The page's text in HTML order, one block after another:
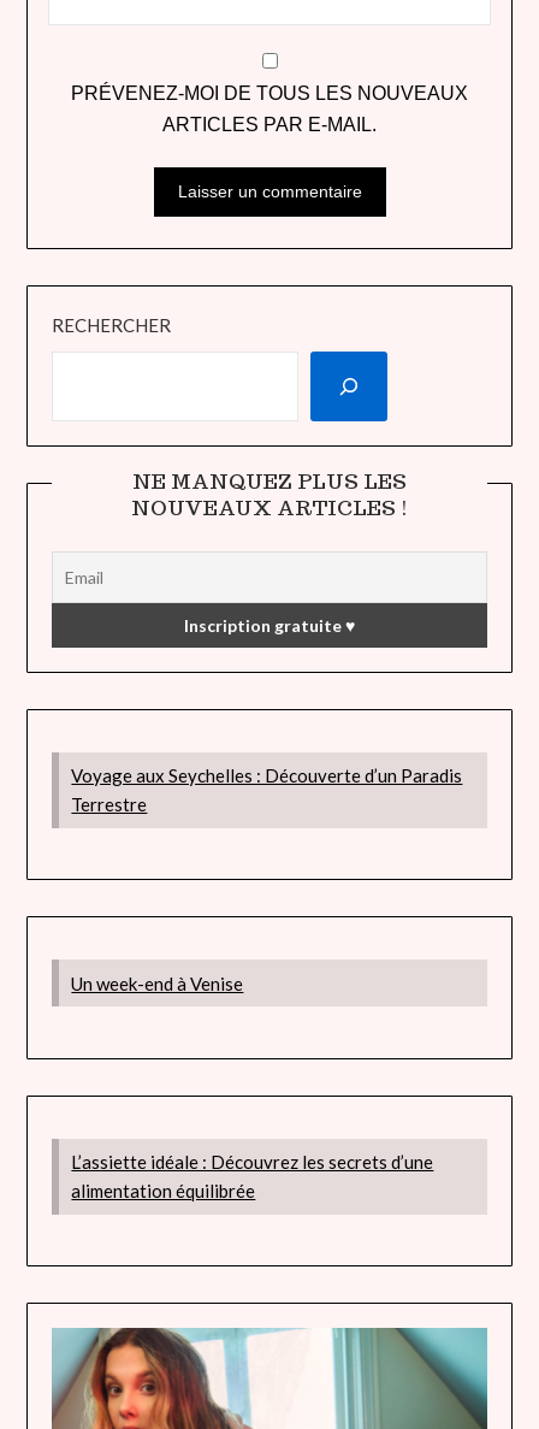
PRÉVENEZ-MOI DE TOUS LES NOUVEAUX
ARTICLES PAR E-MAIL.
RECHERCHER
NE MANQUEZ PLUS LES
NOUVEAUX ARTICLES !
Voyage aux Seychelles : Découverte d’un Paradis
Terrestre
Un week-end à Venise
L’assiette idéale : Découvrez les secrets d’une
alimentation équilibrée